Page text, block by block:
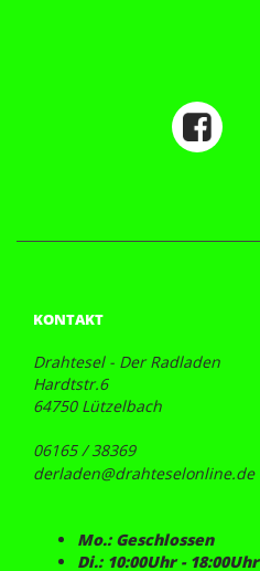
KONTAKT
Drahtesel - Der Radladen
Hardtstr.6
64750 Lützelbach
06165 / 38369
derladen@drahteselonline.de
Mo.: Geschlossen
Di.: 10:00Uhr - 18:00Uhr